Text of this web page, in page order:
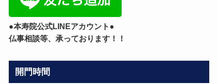
●本寿院公式LINEアカウント●
仏事相談等、承っております！！
開門時間